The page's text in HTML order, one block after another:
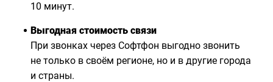
10 минут.
Выгодная стоимость связи
При звонках через Софтфон выгодно звонить
не только в своём регионе, но и в другие города
и страны.